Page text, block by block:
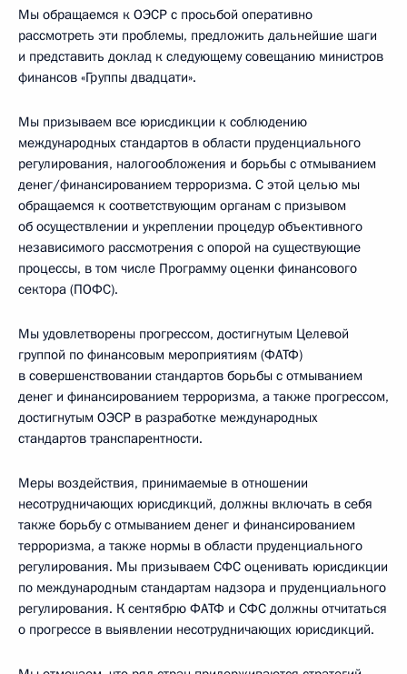
Мы обращаемся к ОЭСР с просьбой оперативно
рассмотреть эти проблемы, предложить дальнейшие шаги
и представить доклад к следующему совещанию министров
финансов «Группы двадцати».
Мы призываем все юрисдикции к соблюдению
международных стандартов в области пруденциального
регулирования, налогообложения и борьбы с отмыванием
денег/финансированием терроризма. С этой целью мы
обращаемся к соответствующим органам с призывом
об осуществлении и укреплении процедур объективного
независимого рассмотрения с опорой на существующие
процессы, в том числе Программу оценки финансового
сектора (ПОФС).
Мы удовлетворены прогрессом, достигнутым Целевой
группой по финансовым мероприятиям (ФАТФ)
в совершенствовании стандартов борьбы с отмыванием
денег и финансированием терроризма, а также прогрессом,
достигнутым ОЭСР в разработке международных
стандартов транспарентности.
Меры воздействия, принимаемые в отношении
несотрудничающих юрисдикций, должны включать в себя
также борьбу с отмыванием денег и финансированием
терроризма, а также нормы в области пруденциального
регулирования. Мы призываем СФС оценивать юрисдикции
по международным стандартам надзора и пруденциального
регулирования. К сентябрю ФАТФ и СФС должны отчитаться
о прогрессе в выявлении несотрудничающих юрисдикций.